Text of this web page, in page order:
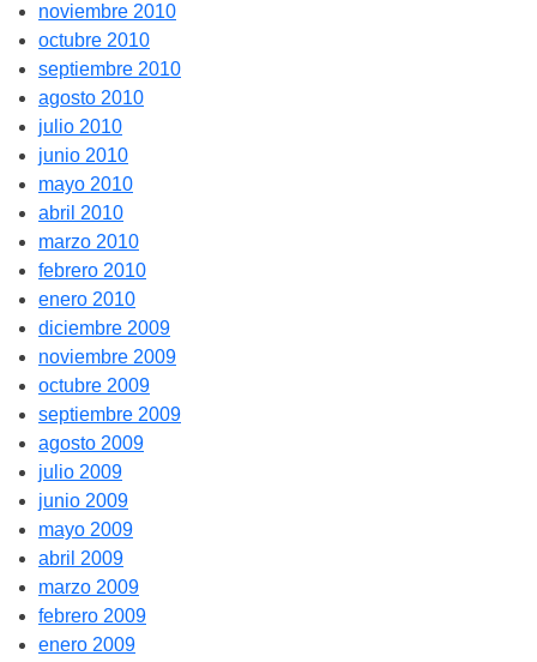
noviembre 2010
octubre 2010
septiembre 2010
agosto 2010
julio 2010
junio 2010
mayo 2010
abril 2010
marzo 2010
febrero 2010
enero 2010
diciembre 2009
noviembre 2009
octubre 2009
septiembre 2009
agosto 2009
julio 2009
junio 2009
mayo 2009
abril 2009
marzo 2009
febrero 2009
enero 2009